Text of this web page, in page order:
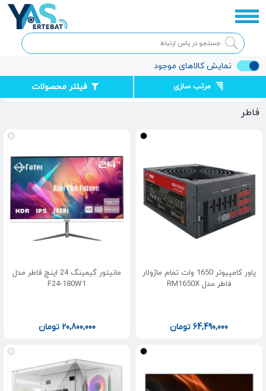
نمایش کالاهای موجود
مرتب سازی فیلتر محصولات فاطر
فاطر
پاور کامپیوتر 1650 وات تمام ماژولار
فاطر مدل RM1650X
64,490,000تومان
مانیتور گیمینگ 24 اینچ فاطر مدل
F24-180W1
20,800,000 تومان